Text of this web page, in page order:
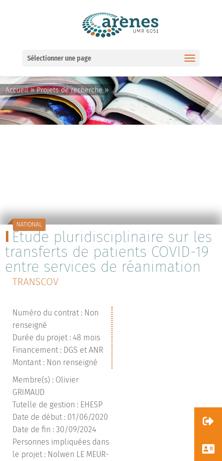
Sélectionner une page
Accueil»Projets de recherche»
NATIONAL
Étude pluridisciplinaire sur les
transferts de patients COVID-19
entre services de réanimation
TRANSCOV
Numéro du contrat : Non
renseigné
Durée du projet : 48 mois
Financement : DGS et ANR
Montant : Non renseigné
Membre(s) : Olivier
GRIMAUD
Tutelle de gestion : EHESP
Date de début : 01/06/2020
Date de fin : 30/09/2024
Personnes impliquées dans
le projet : Nolwen LE MEUR-